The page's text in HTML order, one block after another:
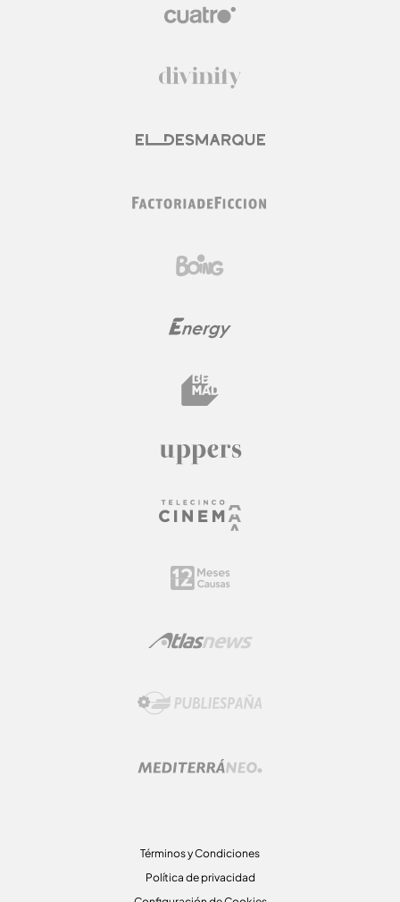
Términos y Condiciones
Política de privacidad